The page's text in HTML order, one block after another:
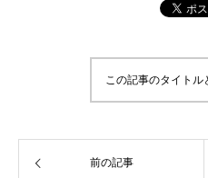
この記事のタイトル
前の記事